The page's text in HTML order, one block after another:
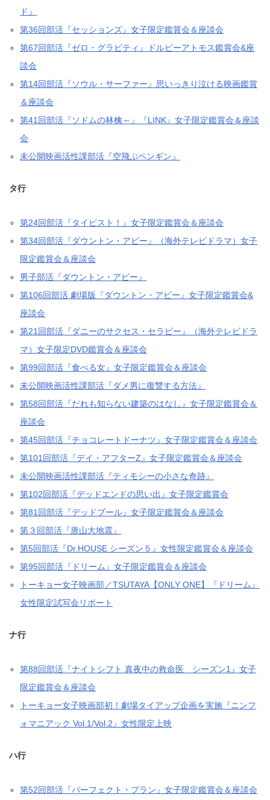
ド』
第36回部活『セッションズ』女子限定鑑賞会＆座談会
第67回部活『ゼロ・グラビティ』ドルビーアトモス鑑賞会&座
談会
第14回部活『ソウル・サーファー』思いっきり泣ける映画鑑賞
＆座談会
第41回部活『ソドムの林檎～』『LINK』女子限定鑑賞会＆座談
会
未公開映画活性課部活『空飛ぶペンギン』
タ行
第24回部活『タイピスト！』女子限定鑑賞会＆座談会
第34回部活『ダウントン・アビー』（海外テレビドラマ）女子
限定鑑賞会＆座談会
男子部活『ダウントン・アビー』
第106回部活 劇場版『ダウントン・アビー』女子限定鑑賞会&
座談会
第21回部活『ダニーのサクセス・セラピー』（海外テレビドラ
マ）女子限定DVD鑑賞会＆座談会
第99回部活『食べる女』女子限定鑑賞会＆座談会
未公開映画活性課部活『ダメ男に復讐する方法』
第58回部活『だれも知らない建築のはなし』女子限定鑑賞会＆
座談会
第45回部活『チョコレートドーナツ』女子限定鑑賞会＆座談会
第101回部活『デイ・アフターZ』女子限定鑑賞会＆座談会
未公開映画活性課部活『ティモシーの小さな奇跡』
第102回部活『デッドエンドの思い出』女子限定鑑賞会
第81回部活『デッドプール』女子限定鑑賞会＆座談会
第３回部活『唐山大地震』
第5回部活『Dr.HOUSE シーズン５』女性限定鑑賞会＆座談会
第95回部活『ドリーム』女子限定鑑賞会＆座談会
トーキョー女子映画部／TSUTAYA【ONLY ONE】『ドリーム』
女性限定試写会リポート
ナ行
第88回部活『ナイトシフト 真夜中の救命医 シーズン1』女子
限定鑑賞会＆座談会
トーキョー女子映画部初！劇場タイアップ企画を実施『ニンフ
ォマニアック Vol.1/Vol.2』女性限定上映
ハ行
第52回部活『パーフェクト・プラン』女子限定鑑賞会＆座談会